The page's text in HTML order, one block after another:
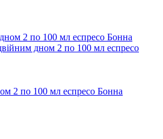
2 по 100 мл еспресо Бонна